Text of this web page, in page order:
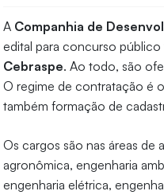
A Companhia de
edital para concurso público
Cebraspe. Ao todo, são
O regime de contratação é
também formação de
Os cargos são nas áreas
agronômica, engenharia
engenharia elétrica,